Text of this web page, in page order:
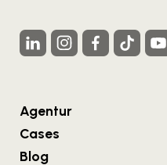
Agentur
Cases
Blog